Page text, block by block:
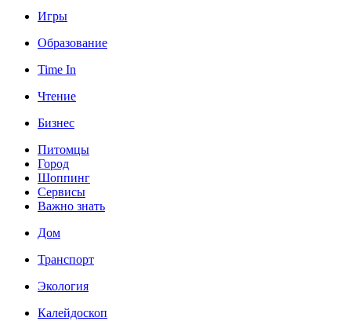
Игры
Образование
Time In
Чтение
Бизнес
Питомцы
Город
Шоппинг
Сервисы
Важно знать
Дом
Транспорт
Экология
Калейдоскоп